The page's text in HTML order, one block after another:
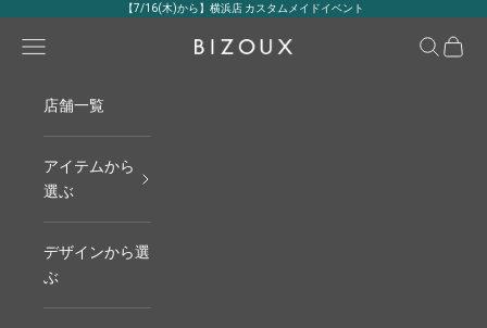
コンテンツへスキップ【7/16(木)から】横浜店 カスタムメイドイベント
BIZOUX｜ビズー公式
メニュー 検索カート
店舗一覧
アイテムから
選ぶ
デザインから選
ぶ